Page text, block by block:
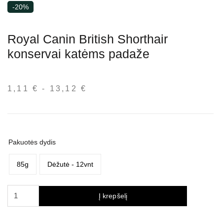
-20%
Royal Canin British Shorthair
konservai katėms padaže
1,11 € - 13,12€
Pakuotės dydis
85g Dėžutė - 12vnt
Į krepšelį